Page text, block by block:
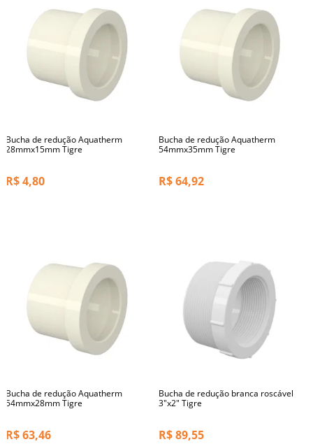
Bucha de redução Aquatherm
28mmx15mm Tigre
R$4,80
Bucha de redução Aquatherm
54mmx35mm Tigre
R$64,92
Bucha de redução Aquatherm
54mmx28mm Tigre
R$63,46
Bucha de redução branca roscável
3"x2" Tigre
R$89,55